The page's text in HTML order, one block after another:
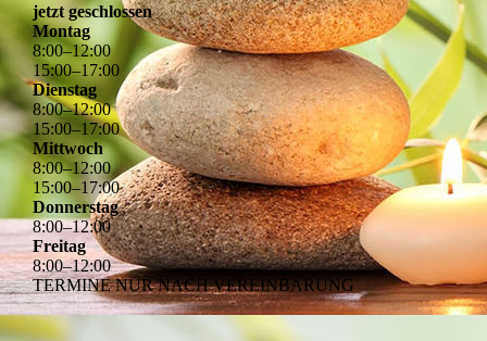
jetzt geschlossen
Montag
8:00–12:00
15:00–17:00
Dienstag
8:00–12:00
15:00–17:00
Mittwoch
8:00–12:00
15:00–17:00
Donnerstag
8:00–12:00
Freitag
8:00–12:00
TERMINE NUR NACH VEREINBARUNG